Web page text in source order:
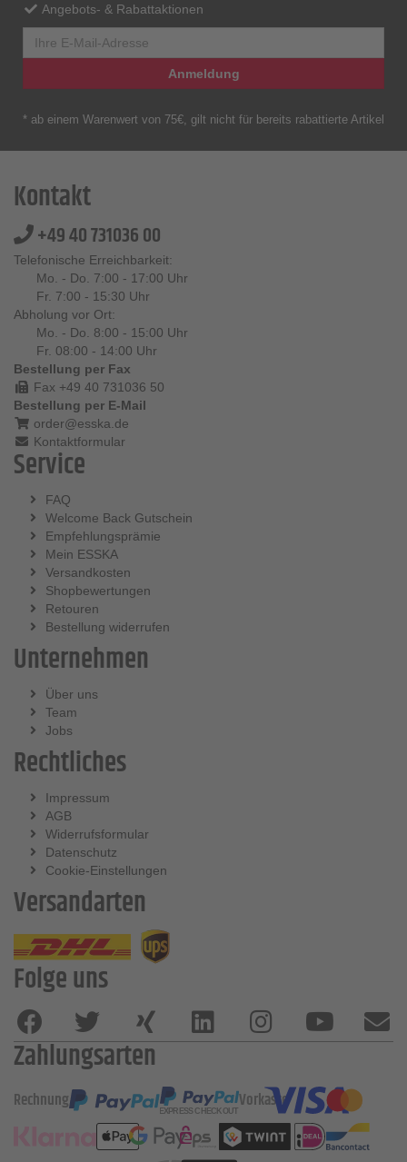
Angebots- & Rabattaktionen
Anmeldung
* ab einem Warenwert von 75€, gilt nicht für bereits rabattierte Artikel
Kontakt
+49 40 731036 00
Telefonische Erreichbarkeit:
Mo. - Do. 7:00 - 17:00 Uhr
Fr. 7:00 - 15:30 Uhr
Abholung vor Ort:
Mo. - Do. 8:00 - 15:00 Uhr
Fr. 08:00 - 14:00 Uhr
Bestellung per Fax
Fax +49 40 731036 50
Bestellung per E-Mail
order@esska.de
Kontaktformular
Service
FAQ
Welcome Back Gutschein
Empfehlungsprämie
Mein ESSKA
Versandkosten
Shopbewertungen
Retouren
Bestellung widerrufen
Unternehmen
Über uns
Team
Jobs
Rechtliches
Impressum
AGB
Widerrufsformular
Datenschutz
Cookie-Einstellungen
Versandarten
Folge uns
Zahlungsarten
Rechnung Vorkasse